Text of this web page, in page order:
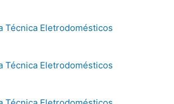
Técnica Eletrodomésticos
Técnica Eletrodomésticos